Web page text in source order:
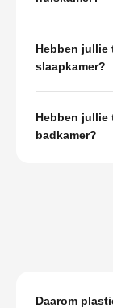
Hebben jullie
slaapkamer?
Hebben jullie
badkamer?
Daarom